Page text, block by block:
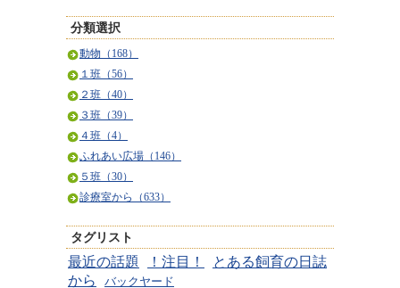
分類選択
動物（168）
１班（56）
２班（40）
３班（39）
４班（4）
ふれあい広場（146）
５班（30）
診療室から（633）
タグリスト
最近の話題 ！注目！
とある飼育の日誌
から
バックヤード